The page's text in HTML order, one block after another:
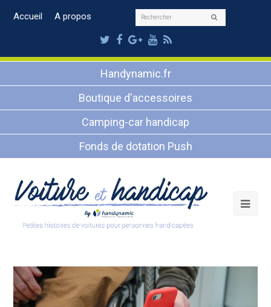
Accueil A propos Rechercher
Twitter
Facebook
Google
Plus
Youtube
RSS
Handynamic.fr
Boutique d'accessoires
Camping-car handicap
Fonds de dotation Push